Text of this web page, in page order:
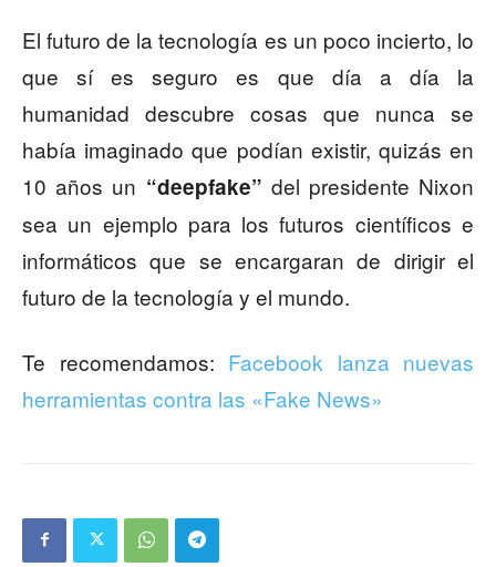
El futuro de la tecnología es un poco incierto, lo
que sí es seguro es que día a día la
humanidad descubre cosas que nunca se
había imaginado que podían existir, quizás en
10 años un “deepfake” del presidente Nixon
sea un ejemplo para los futuros científicos e
informáticos que se encargaran de dirigir el
futuro de la tecnología y el mundo.
Te recomendamos: Facebook lanza nuevas
herramientas contra las «Fake News»